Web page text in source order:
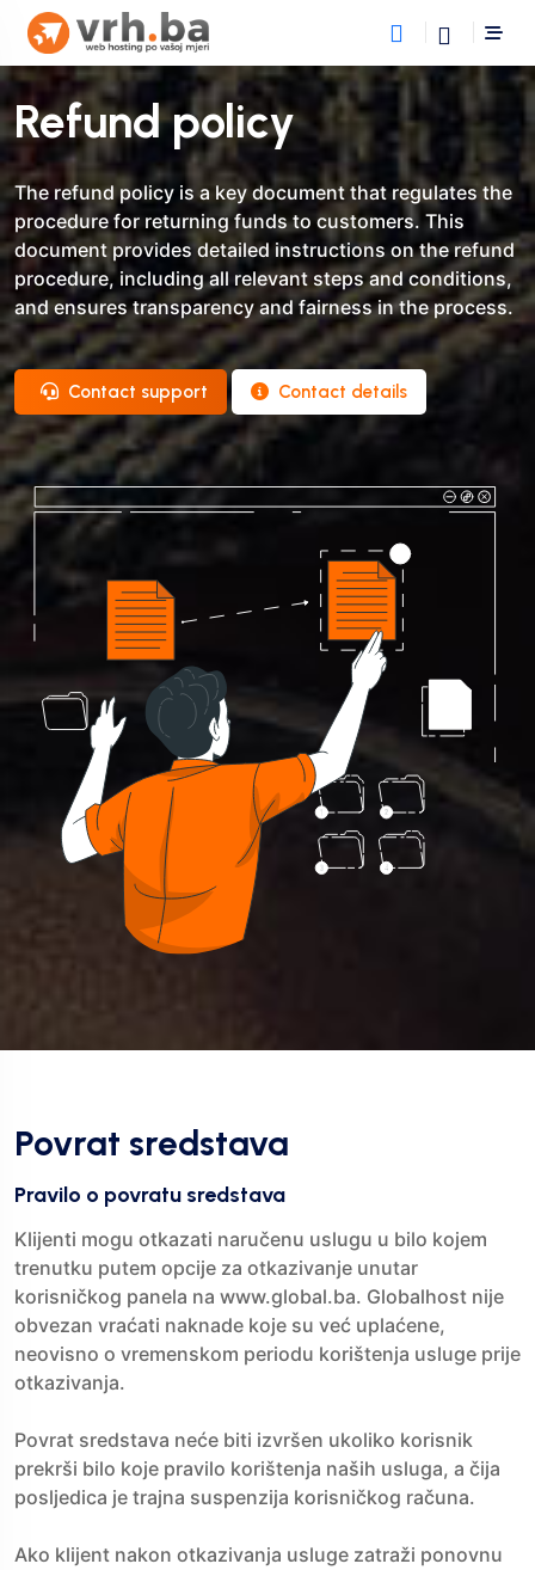
Refund policy
The refund policy is a key document that regulates the
procedure for returning funds to customers. This
document provides detailed instructions on the refund
procedure, including all relevant steps and conditions,
and ensures transparency and fairness in the process.
Contact support Contact details
Povrat sredstava
Pravilo o povratu sredstava
Klijenti mogu otkazati naručenu uslugu u bilo kojem
trenutku putem opcije za otkazivanje unutar
korisničkog panela na www.global.ba. Globalhost nije
obvezan vraćati naknade koje su već uplaćene,
neovisno o vremenskom periodu korištenja usluge prije
otkazivanja.
Povrat sredstava neće biti izvršen ukoliko korisnik
prekrši bilo koje pravilo korištenja naših usluga, a čija
posljedica je trajna suspenzija korisničkog računa.
Ako klijent nakon otkazivanja usluge zatraži ponovnu